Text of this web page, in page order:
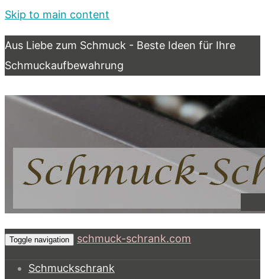
Skip to main content
Aus Liebe zum Schmuck - Beste Ideen für Ihre
Schmuckaufbewahrung
Toggle navigation schmuck-schrank.com
Schmuckschrank